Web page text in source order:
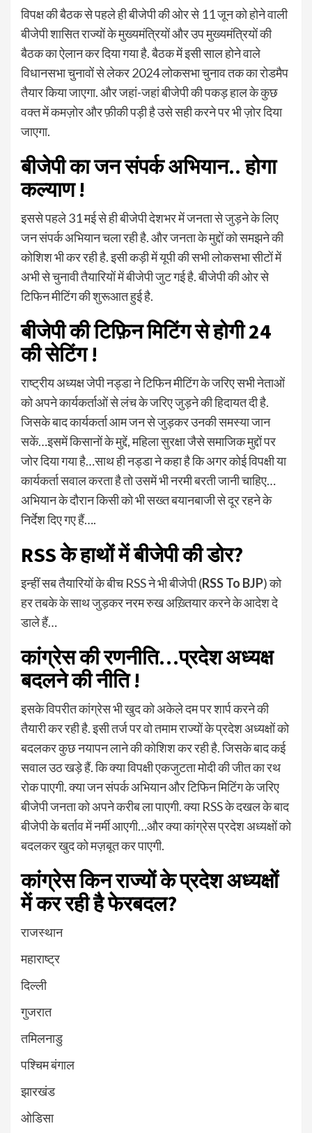
विपक्ष की बैठक से पहले ही बीजेपी की ओर से 11 जून को होने वाली
बीजेपी शासित राज्यों के मुख्यमंत्रियों और उप मुख्यमंत्रियों की
बैठक का ऐलान कर दिया गया है. बैठक में इसी साल होने वाले
विधानसभा चुनावों से लेकर 2024 लोकसभा चुनाव तक का रोडमैप
तैयार किया जाएगा. और जहां-जहां बीजेपी की पकड़ हाल के कुछ
वक्त में कमज़ोर और फ़ीकी पड़ी है उसे सही करने पर भी ज़ोर दिया
जाएगा.
बीजेपी का जन संपर्क अभियान.. होगा
कल्याण !
इससे पहले 31 मई से ही बीजेपी देशभर में जनता से जुड़ने के लिए
जन संपर्क अभियान चला रही है. और जनता के मुद्दों को समझने की
कोशिश भी कर रही है. इसी कड़ी में यूपी की सभी लोकसभा सीटों में
अभी से चुनावी तैयारियों में बीजेपी जुट गई है. बीजेपी की ओर से
टिफिन मीटिंग की शुरूआत हुई है.
बीजेपी की टिफ़िन मिटिंग से होगी 24
की सेटिंग !
राष्ट्रीय अध्यक्ष जेपी नड्डा ने टिफिन मीटिंग के जरिए सभी नेताओं
को अपने कार्यकर्ताओं से लंच के जरिए जुड़ने की हिदायत दी है.
जिसके बाद कार्यकर्ता आम जन से जुड़कर उनकी समस्या जान
सकें…इसमें किसानों के मुद्दें, महिला सुरक्षा जैसे समाजिक मुद्दों पर
जोर दिया गया है…साथ ही नड्डा ने कहा है कि अगर कोई विपक्षी या
कार्यकर्ता सवाल करता है तो उसमें भी नरमी बरती जानी चाहिए…
अभियान के दौरान किसी को भी सख्त बयानबाजी से दूर रहने के
निर्देश दिए गए हैं….
RSS के हाथों में बीजेपी की डोर?
इन्हीं सब तैयारियों के बीच RSS ने भी बीजेपी (RSS To BJP) को
हर तबके के साथ जुड़कर नरम रुख अख़्तियार करने के आदेश दे
डाले हैं…
कांग्रेस की रणनीति…प्रदेश अध्यक्ष
बदलने की नीति !
इसके विपरीत कांग्रेस भी खुद को अकेले दम पर शार्प करने की
तैयारी कर रही है. इसी तर्ज पर वो तमाम राज्यों के प्रदेश अध्यक्षों को
बदलकर कुछ नयापन लाने की कोशिश कर रही है. जिसके बाद कई
सवाल उठ खड़े हैं. कि क्या विपक्षी एकजुटता मोदी की जीत का रथ
रोक पाएगी. क्या जन संपर्क अभियान और टिफिन मिटिंग के जरिए
बीजेपी जनता को अपने करीब ला पाएगी. क्या RSS के दखल के बाद
बीजेपी के बर्ताव में नर्मी आएगी…और क्या कांग्रेस प्रदेश अध्यक्षों को
बदलकर खुद को मज़बूत कर पाएगी.
कांग्रेस किन राज्यों के प्रदेश अध्यक्षों
में कर रही है फेरबदल?
राजस्थान
महाराष्ट्र
दिल्ली
गुजरात
तमिलनाडु
पश्चिम बंगाल
झारखंड
ओडिसा